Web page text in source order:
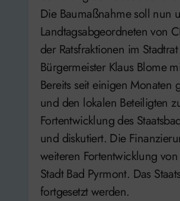
Die Baumaßnahme soll nun
Landtagsabgeordneten von
der Ratsfraktionen im
Bürgermeister Klaus Blome
Bereits seit einigen Monaten
und den lokalen Beteiligten
Fortentwicklung des
und diskutiert. Die
weiteren Fortentwicklung
Stadt Bad Pyrmont. Das
fortgesetzt werden.